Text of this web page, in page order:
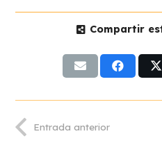
Compartir
Entrada anterior